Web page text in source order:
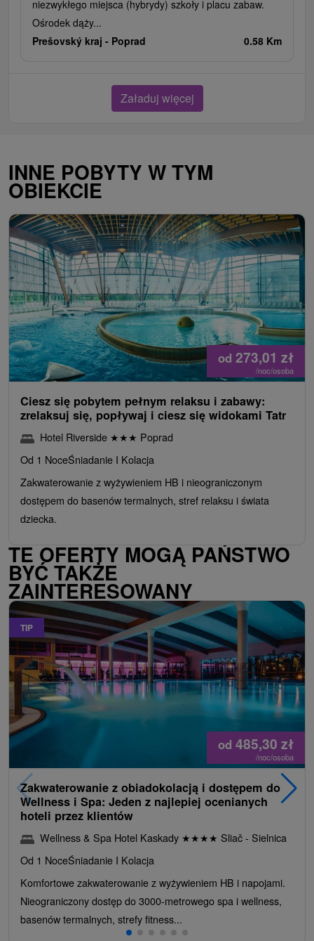
niezwykłego miejsca (hybrydy) szkoły i placu zabaw.
Ośrodek dąży...
Prešovský kraj - Poprad 0.58 Km
Załaduj więcej
INNE POBYTY W TYM
OBIEKCIE
od 273,01 zł
/noc/osoba
Ciesz się pobytem pełnym relaksu i zabawy:
zrelaksuj się, popływaj i ciesz się widokami Tatr
Hotel Riverside ★★★ Poprad
Od 1 NoceŚniadanie I Kolacja
Zakwaterowanie z wyżywieniem HB i nieograniczonym
dostępem do basenów termalnych, stref relaksu i świata
dziecka.
TE OFERTY MOGĄ PAŃSTWO
BYĆ TAKŻE
ZAINTERESOWANY
TIP
od 485,30 zł
/noc/osoba
Zakwaterowanie z obiadokolacją i dostępem do
Wellness i Spa: Jeden z najlepiej ocenianych
hoteli przez klientów
Wellness & Spa Hotel Kaskady ★★★★ Sliač - Sielnica
Od 1 NoceŚniadanie I Kolacja
Komfortowe zakwaterowanie z wyżywieniem HB i napojami.
Nieograniczony dostęp do 3000-metrowego spa i wellness,
basenów termalnych, strefy fitness...